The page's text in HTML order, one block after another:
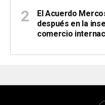
El Acuerdo
después en la
comercio